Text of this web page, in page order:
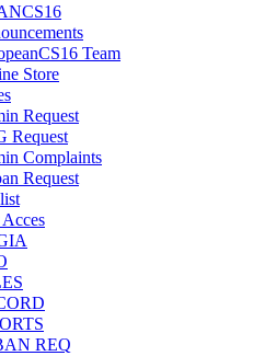
Team
Store
Request
Request
Complaints
Request
REQ